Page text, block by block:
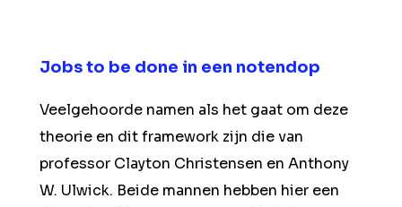
Jobs to be done in een notendop
Veelgehoorde namen als het gaat om deze
theorie en dit framework zijn die van
professor Clayton Christensen en Anthony
W. Ulwick. Beide mannen hebben hier een